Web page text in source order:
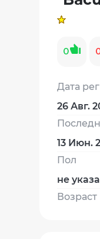
0
Дата
26 Авг.
13 Июн.
Пол
не
Возраст